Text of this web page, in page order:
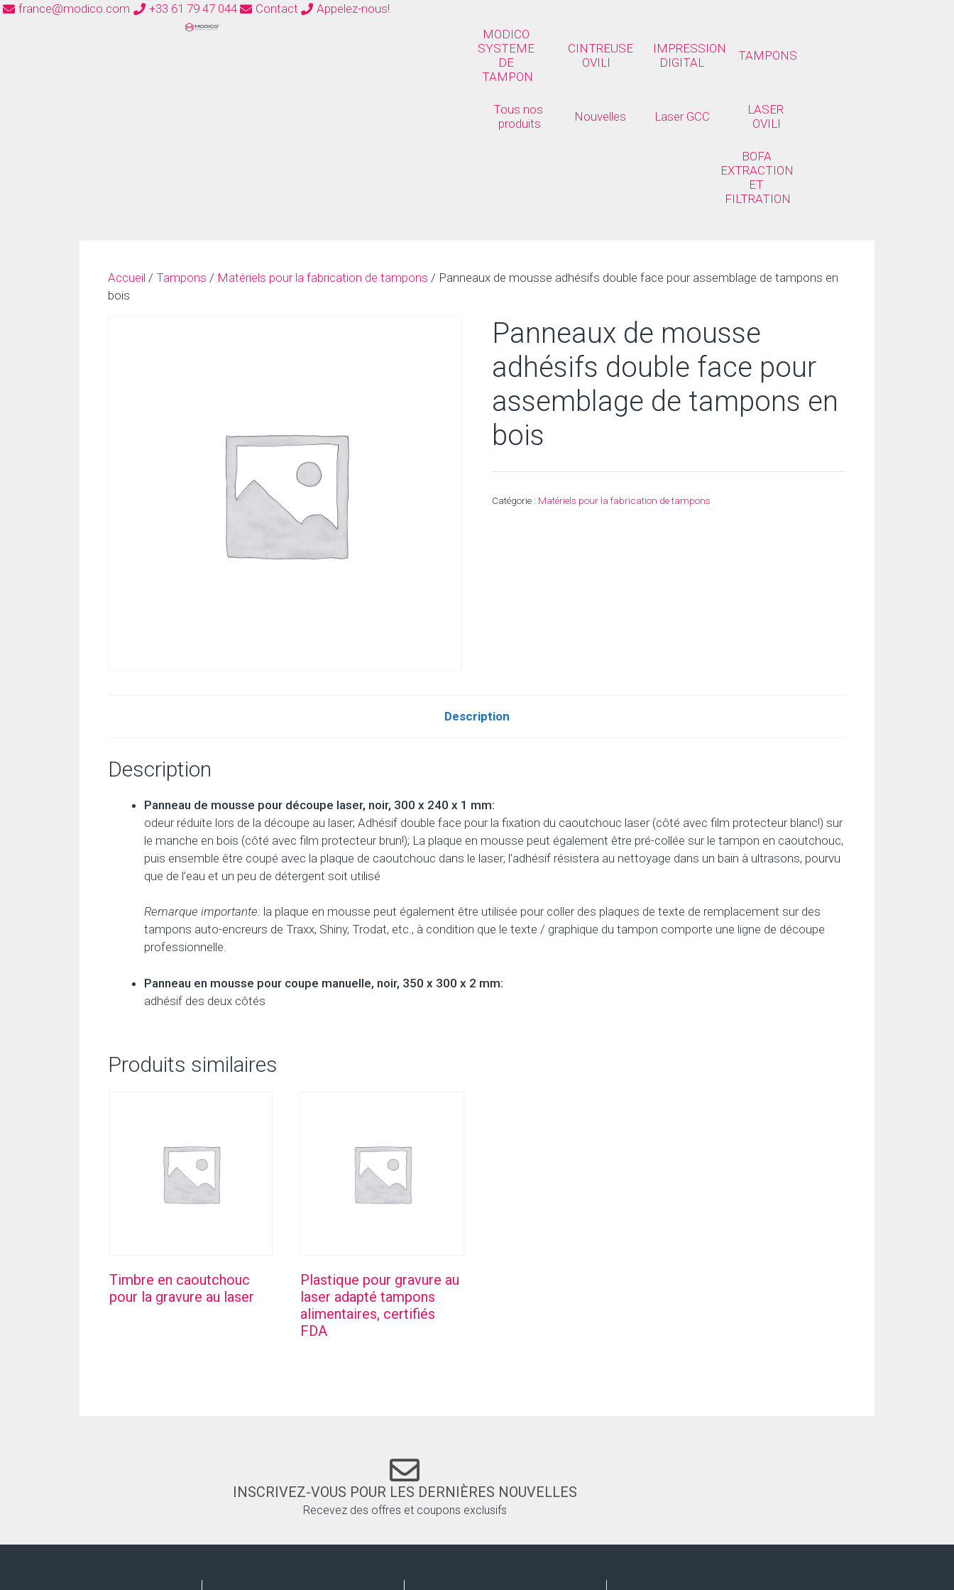
france@modico.com +33 61 79 47 044 Contact
Appelez-nous!
MODICO
SYSTEME
DE
TAMPON
CINTREUSE
OVILI
IMPRESSION
DIGITAL
TAMPONS
Tous nos
produits
Nouvelles Laser GCC
LASER
OVILI
BOFA
EXTRACTION
ET
FILTRATION
Accueil / Tampons / Matériels pour la fabrication de tampons / Panneaux de mousse adhésifs double face pour assemblage de tampons en
bois
Panneaux de mousse
adhésifs double face pour
assemblage de tampons en
bois
Catégorie : Matériels pour la fabrication de tampons
Description
Description
Panneau de mousse pour découpe laser, noir, 300 x 240 x 1 mm:
odeur réduite lors de la découpe au laser; Adhésif double face pour la fixation du caoutchouc laser (côté avec film protecteur blanc!) sur
le manche en bois (côté avec film protecteur brun!); La plaque en mousse peut également être pré-collée sur le tampon en caoutchouc,
puis ensemble être coupé avec la plaque de caoutchouc dans le laser; l’adhésif résistera au nettoyage dans un bain à ultrasons, pourvu
que de l’eau et un peu de détergent soit utilisé
Remarque importante: la plaque en mousse peut également être utilisée pour coller des plaques de texte de remplacement sur des
tampons auto-encreurs de Traxx, Shiny, Trodat, etc., à condition que le texte / graphique du tampon comporte une ligne de découpe
professionnelle.
Panneau en mousse pour coupe manuelle, noir, 350 x 300 x 2 mm:
adhésif des deux côtés
Produits similaires
Timbre en caoutchouc
pour la gravure au laser
Plastique pour gravure au
laser adapté tampons
alimentaires, certifiés
FDA
INSCRIVEZ-VOUS POUR LES DERNIÈRES NOUVELLES
Recevez des offres et coupons exclusifs